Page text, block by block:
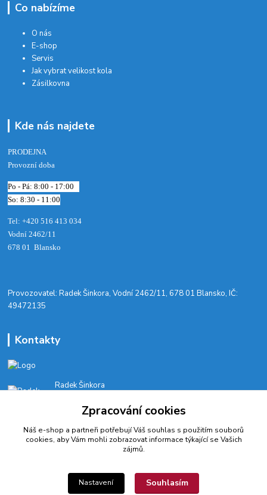
Co nabízíme
O nás
E-shop
Servis
Jak vybrat velikost kola
Zásilkovna
Kde nás najdete
PRODEJNA
Provozní doba
Po - Pá: 8:00 - 17:00
So: 8:30 - 11:00
Tel: +420 516 413 034‬
Vodní 2462/11
678 01 Blansko
​Provozovatel: Radek Šinkora, Vodní 2462/11, 678 01 Blansko, IČ:
49472135
Kontakty
Radek Šinkora
E-SHOP: Po-Pá, 8-17 hod.
cyklobikesport@seznam.cz
Zpracování cookies
Náš e-shop a partneři potřebují Váš souhlas s použitím souborů
cookies, aby Vám mohli zobrazovat informace týkající se Vašich
zájmů.
Nastavení Souhlasím